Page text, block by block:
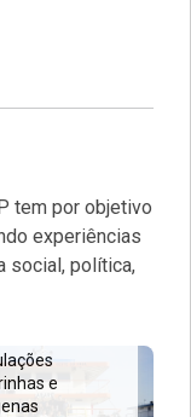
tem por objetivo
experiências
social, política,
de
Abaré
navio-escola
e